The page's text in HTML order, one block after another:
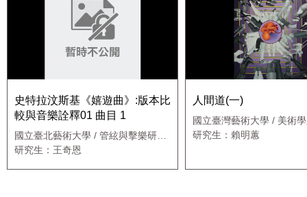
史特拉汶斯基《嬉遊曲》:版本比
較與音樂詮釋01 曲目 1
國立臺北藝術大學 / 管絃與擊樂研究
所絃樂組
研究生：王奇恩
人間道(一)
國立臺灣藝術大學 / 美術
研究生：賴明蕙